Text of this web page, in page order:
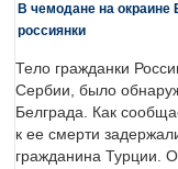
В чемодане на
россиянки
Тело гражданки
Сербии, было
Белграда. Как
к ее смерти
гражданина Турции.